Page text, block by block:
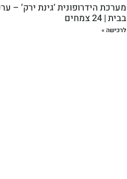
מערכת הידרופונית ‘גינת ירק’ –
בבית | 24 צמחים
לרכישה »